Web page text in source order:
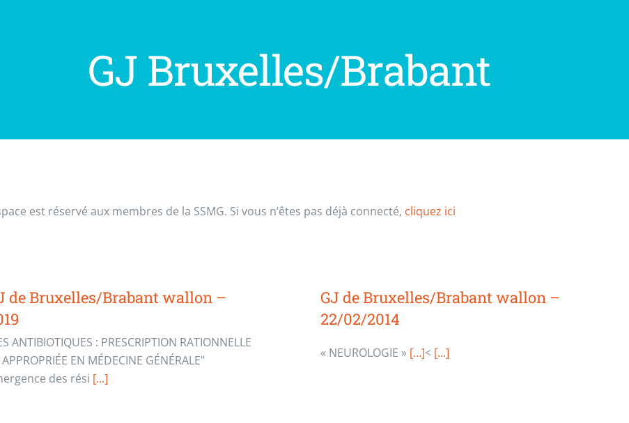
GJ Bruxelles/Brabant
est réservé aux membres de la SSMG. Si vous n’êtes pas déjà connecté, cliquez ici
de Bruxelles/Brabant wallon –
ANTIBIOTIQUES : PRESCRIPTION RATIONNELLE
APPROPRIÉE EN MÉDECINE GÉNÉRALE"
des rési [...]
GJ de Bruxelles/Brabant wallon –
22/02/2014
« NEUROLOGIE » […]< [...]